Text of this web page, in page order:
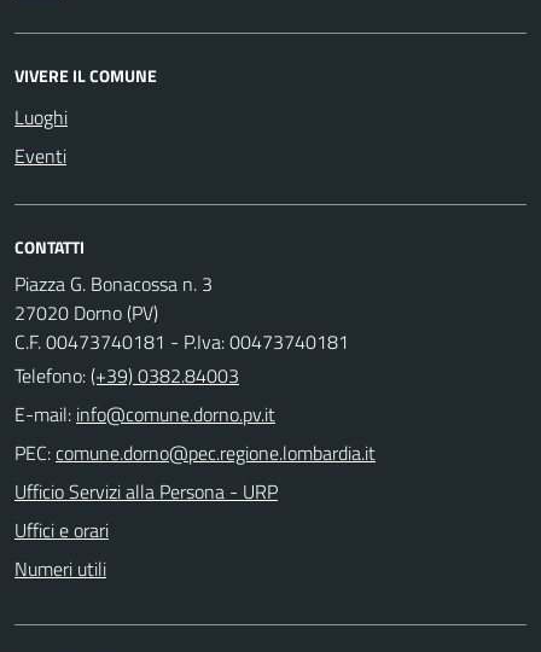
VIVERE IL COMUNE
Luoghi
Eventi
CONTATTI
Piazza G. Bonacossa n. 3
27020 Dorno (PV)
C.F. 00473740181 - P.Iva: 00473740181
Telefono:(+39) 0382.84003
E-mail:
PEC:
Ufficio Servizi alla Persona - URP
Uffici e orari
Numeri utili